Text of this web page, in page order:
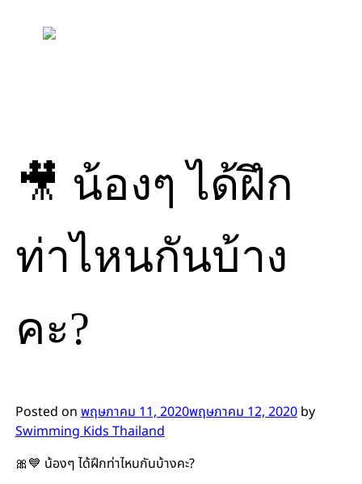
🎥 น้องๆ ได้ฝึก
ท่าไหนกันบ้าง
คะ?
Posted onพฤษภาคม 11, 2020พฤษภาคม 12, 2020by
Swimming Kids Thailand
🎀💙 น้องๆ ได้ฝึกท่าไหนกันบ้างคะ?